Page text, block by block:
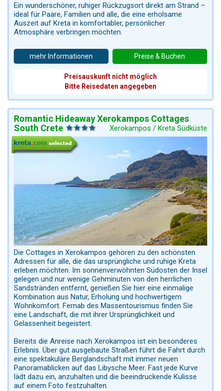
Ein wunderschöner, ruhiger Rückzugsort direkt am Strand –
ideal für Paare, Familien und alle, die eine erholsame
Auszeit auf Kreta in komfortabler, persönlicher
Atmosphäre verbringen möchten.
mehr Informationen
Preisauskunft nicht möglich
Bitte Reisedaten angegeben
Preise & Buchen
Romantic Hideaway Xerokampos Cottages
South Crete
Xerokampos / Kreta Südküste
Die Cottages in Xerokampos gehören zu den schönsten
Adressen für alle, die das ursprüngliche und ruhige Kreta
erleben möchten. Im sonnenverwöhnten Südosten der Insel
gelegen und nur wenige Gehminuten von den herrlichen
Sandstränden entfernt, genießen Sie hier eine einmalige
Kombination aus Natur, Erholung und hochwertigem
Wohnkomfort. Fernab des Massentourismus finden Sie
eine Landschaft, die mit ihrer Ursprünglichkeit und
Gelassenheit begeistert.
Bereits die Anreise nach Xerokampos ist ein besonderes
Erlebnis. Über gut ausgebaute Straßen führt die Fahrt durch
eine spektakuläre Berglandschaft mit immer neuen
Panoramablicken auf das Libysche Meer. Fast jede Kurve
lädt dazu ein, anzuhalten und die beeindruckende Kulisse
auf einem Foto festzuhalten.